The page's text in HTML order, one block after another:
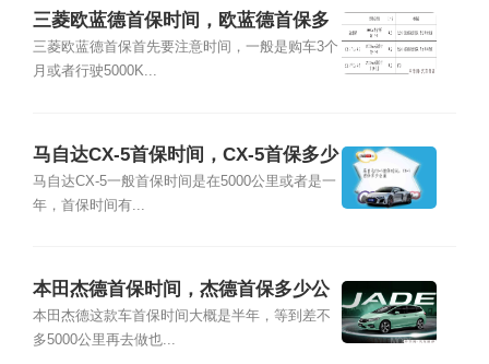
三菱欧蓝德首保时间，欧蓝德首保多
少公里
三菱欧蓝德首保首先要注意时间，一般是购车3个
月或者行驶5000K...
马自达CX-5首保时间，CX-5首保多少
公里
马自达CX-5一般首保时间是在5000公里或者是一
年，首保时间有...
本田杰德首保时间，杰德首保多少公
里
本田杰德这款车首保时间大概是半年，等到差不
多5000公里再去做也...